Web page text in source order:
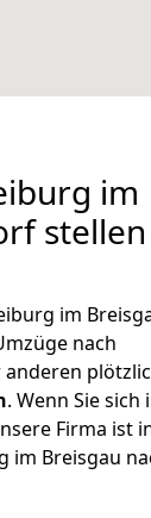
im
stellen
im
nach
. Wenn Sie sich
Firma ist
im Breisgau